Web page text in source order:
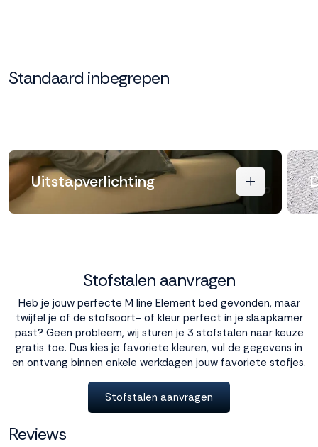
Standaard inbegrepen
Uitstapverlichting
Stofstalen aanvragen
Heb je jouw perfecte M line Element bed gevonden, maar
twijfel je of de stofsoort- of kleur perfect in je slaapkamer
past? Geen probleem, wij sturen je 3 stofstalen naar keuze
gratis toe. Dus kies je favoriete kleuren, vul de gegevens in
en ontvang binnen enkele werkdagen jouw favoriete stofjes.
Stofstalen aanvragen
Reviews